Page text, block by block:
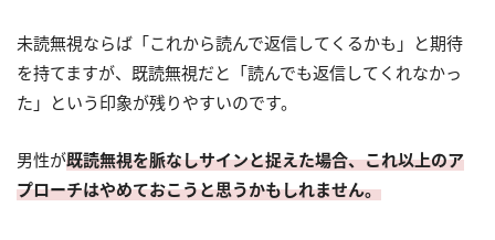
未読無視ならば「これから読んで返信してくるかも」と期待
を持てますが、既読無視だと「読んでも返信してくれなかっ
た」という印象が残りやすいのです。
男性が既読無視を脈なしサインと捉えた場合、これ以上のア
プローチはやめておこうと思うかもしれません。